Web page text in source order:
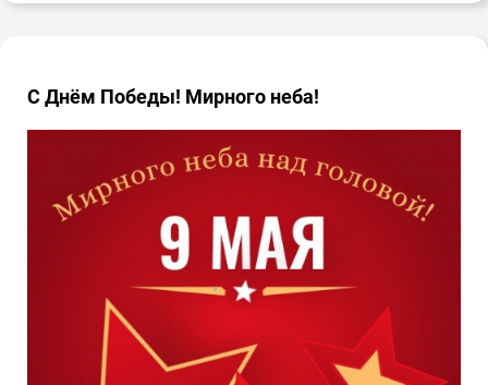
С Днём Победы! Мирного неба!